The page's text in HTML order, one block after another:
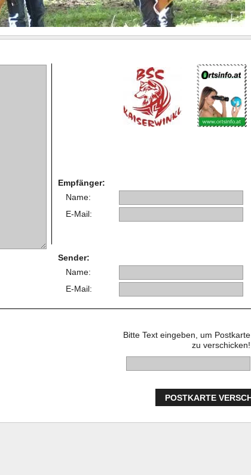
Empfänger:
Name:
E-Mail:
Sender:
Name:
E-Mail:
Bitte Text eingeben, um Postkarte
zu verschicken!